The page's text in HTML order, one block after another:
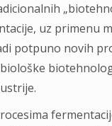
uz primenu
potpuno novih